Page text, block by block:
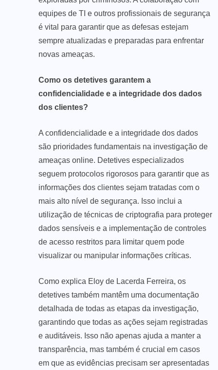
equipes de TI e outros profissionais de segurança
é vital para garantir que as defesas estejam
sempre atualizadas e preparadas para enfrentar
novas ameaças.
Como os detetives garantem a
confidencialidade e a integridade dos dados
dos clientes?
A confidencialidade e a integridade dos dados
são prioridades fundamentais na investigação de
ameaças online. Detetives especializados
seguem protocolos rigorosos para garantir que as
informações dos clientes sejam tratadas com o
mais alto nível de segurança. Isso inclui a
utilização de técnicas de criptografia para proteger
dados sensíveis e a implementação de controles
de acesso restritos para limitar quem pode
visualizar ou manipular informações críticas.
Como explica Eloy de Lacerda Ferreira, os
detetives também mantêm uma documentação
detalhada de todas as etapas da investigação,
garantindo que todas as ações sejam registradas
e auditáveis. Isso não apenas ajuda a manter a
transparência, mas também é crucial em casos
em que as evidências precisam ser apresentadas